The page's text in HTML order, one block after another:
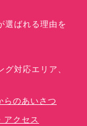
選ばれる理由を
対応エリア、
らのあいさつ
アクセス